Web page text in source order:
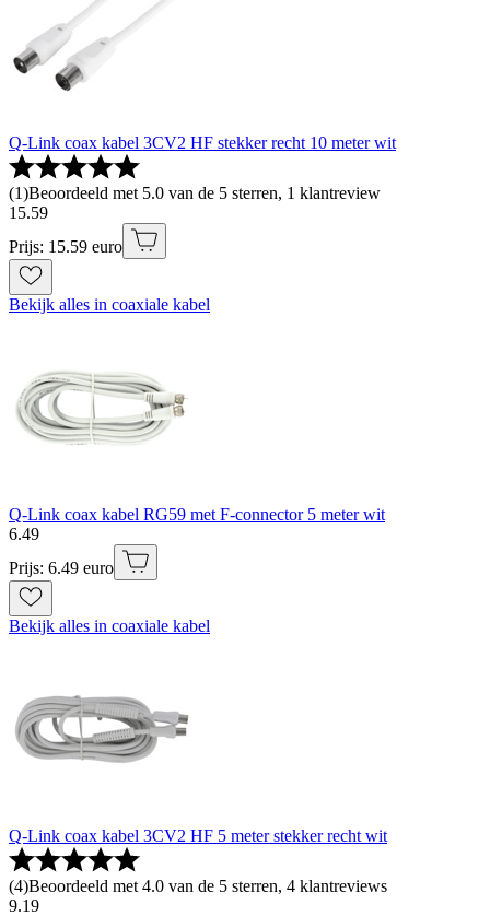
Q-Link coax kabel 3CV2 HF stekker recht 10 meter wit
(1)Beoordeeld met 5.0 van de 5 sterren, 1 klantreview
15.59
Prijs: 15.59 euro
Bekijk alles in coaxiale kabel
Q-Link coax kabel RG59 met F-connector 5 meter wit
6.49
Prijs: 6.49 euro
Bekijk alles in coaxiale kabel
Q-Link coax kabel 3CV2 HF 5 meter stekker recht wit
(4)Beoordeeld met 4.0 van de 5 sterren, 4 klantreviews
9.19